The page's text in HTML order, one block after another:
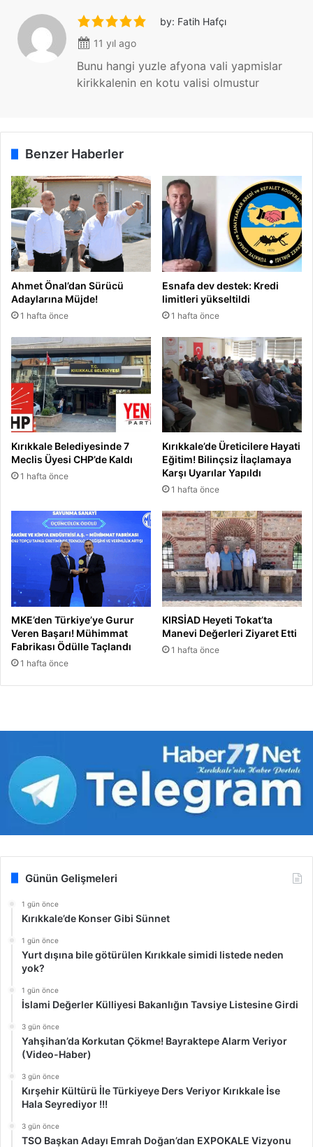
”
by: Fatih Hafçı
11 yıl ago
Bunu hangi yuzle afyona vali yapmislar
kirikkalenin en kotu valisi olmustur
Benzer Haberler
Ahmet Önal’dan Sürücü
Adaylarına Müjde!
1 hafta önce
Esnafa dev destek: Kredi
limitleri yükseltildi
1 hafta önce
Kırıkkale Belediyesinde 7
Meclis Üyesi CHP’de Kaldı
1 hafta önce
Kırıkkale’de Üreticilere Hayati
Eğitim! Bilinçsiz İlaçlamaya
Karşı Uyarılar Yapıldı
1 hafta önce
MKE’den Türkiye’ye Gurur
Veren Başarı! Mühimmat
Fabrikası Ödülle Taçlandı
1 hafta önce
KIRSİAD Heyeti Tokat’ta
Manevi Değerleri Ziyaret Etti
1 hafta önce
Günün Gelişmeleri
1 gün önce
Kırıkkale’de Konser Gibi Sünnet
1 gün önce
Yurt dışına bile götürülen Kırıkkale simidi listede neden
yok?
1 gün önce
İslami Değerler Külliyesi Bakanlığın Tavsiye Listesine Girdi
3 gün önce
Yahşihan’da Korkutan Çökme! Bayraktepe Alarm Veriyor
(Video-Haber)
3 gün önce
Kırşehir Kültürü İle Türkiyeye Ders Veriyor Kırıkkale İse
Hala Seyrediyor !!!
3 gün önce
TSO Başkan Adayı Emrah Doğan’dan EXPOKALE Vizyonu